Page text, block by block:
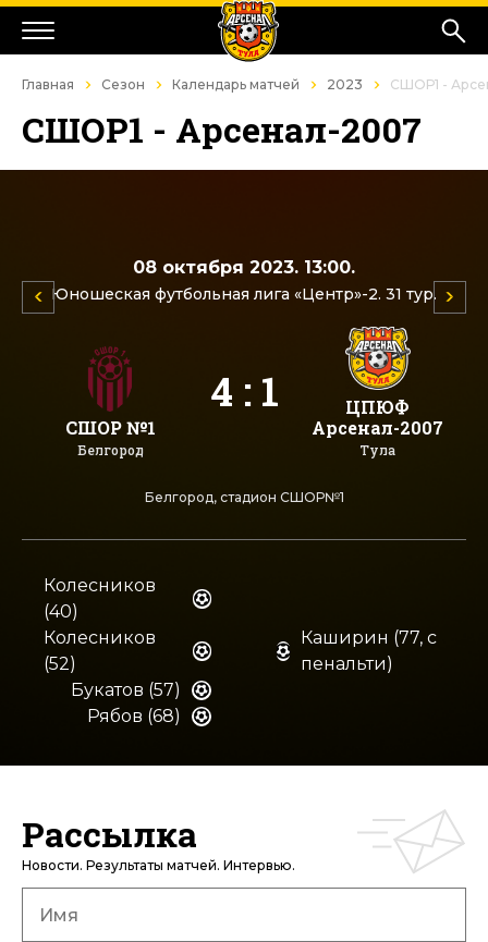
Главная Сезон Календарь матчей 2023 СШОР1 -
СШОР1 - Арсенал-2007
08 октября 2023. 13:00.
Юношеская футбольная лига «Центр»-2. 31 тур.
СШОР №1
Белгород
4 : 1
ЦПЮФ
Арсенал-2007
Тула
Белгород, стадион СШОР№1
Колесников
(40)
Колесников
(52)
Букатов (57)
Рябов (68)
Каширин (77, с
пенальти)
Рассылка
Новости. Результаты матчей. Интервью.